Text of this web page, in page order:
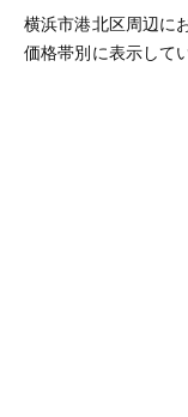
横浜市港北区周辺に
価格帯別に表示して